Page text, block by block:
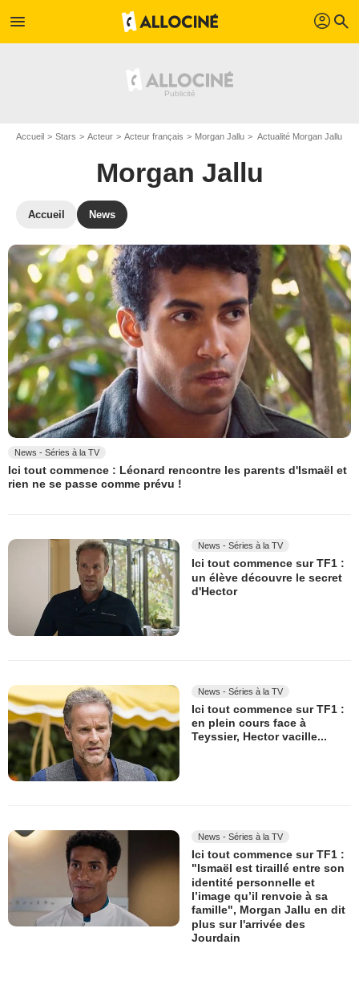
menu profil search
Accueil Stars Acteur Acteur français Morgan Jallu Actualité Morgan Jallu
Morgan Jallu
Accueil News
News - Séries à la TV
Ici tout commence : Léonard rencontre les parents d'Ismaël et
rien ne se passe comme prévu !
News - Séries à la TV
Ici tout commence sur TF1 :
un élève découvre le secret
d'Hector
News - Séries à la TV
Ici tout commence sur TF1 :
en plein cours face à
Teyssier, Hector vacille...
News - Séries à la TV
Ici tout commence sur TF1 :
"Ismaël est tiraillé entre son
identité personnelle et
l’image qu’il renvoie à sa
famille", Morgan Jallu en dit
plus sur l'arrivée des
Jourdain